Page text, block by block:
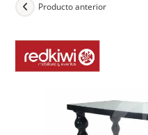
Producto anterior